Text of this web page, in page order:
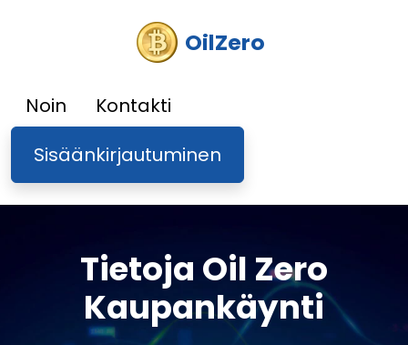
OilZero
Noin
Kontakti
Sisäänkirjautuminen
Tietoja Oil Zero
Kaupankäynti